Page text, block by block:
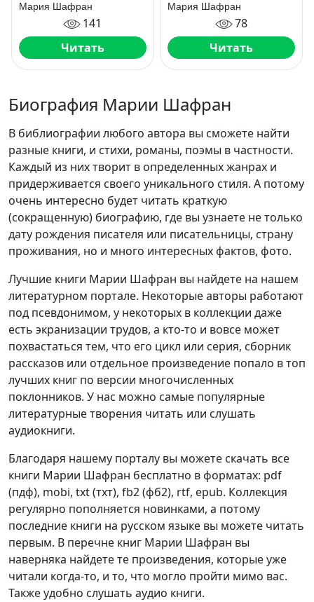
Мария Шафран
141
Читать
Мария Шафран
78
Читать
Биография Марии Шафран
В библиографии любого автора вы сможете найти
разные книги, и стихи, романы, поэмы в частности.
Каждый из них творит в определенных жанрах и
придерживается своего уникального стиля. А потому
очень интересно будет читать краткую
(сокращенную) биографию, где вы узнаете не только
дату рождения писателя или писательницы, страну
проживания, но и много интересных фактов, фото.
Лучшие книги Марии Шафран вы найдете на нашем
литературном портале. Некоторые авторы работают
под псевдонимом, у некоторых в коллекции даже
есть экранизации трудов, а кто-то и вовсе может
похвастаться тем, что его цикл или серия, сборник
рассказов или отдельное произведение попало в топ
лучших книг по версии многочисленных
поклонников. У нас можно самые популярные
литературные творения читать или слушать
аудиокниги.
Благодаря нашему порталу вы можете скачать все
книги Марии Шафран бесплатно в форматах: pdf
(пдф), mobi, txt (тхт), fb2 (фб2), rtf, epub. Коллекция
регулярно пополняется новинками, а потому
последние книги на русском языке вы можете читать
первым. В перечне книг Марии Шафран вы
наверняка найдете те произведения, которые уже
читали когда-то, и то, что могло пройти мимо вас.
Также удобно слушать аудио книги.